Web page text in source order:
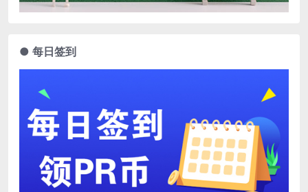
● 每日签到